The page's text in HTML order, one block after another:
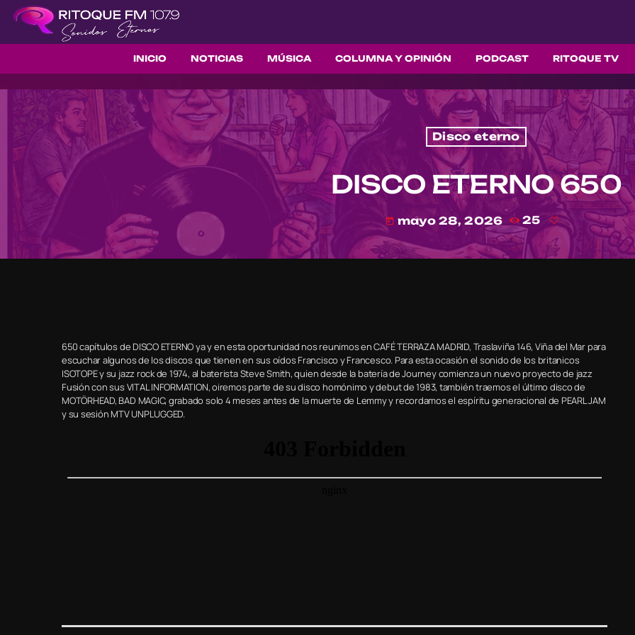
INICIO NOTICIAS MÚSICA COLUMNA Y OPINIÓN PODCAST RITOQUE TV
Disco eterno
DISCO ETERNO 650
today mayo 28, 2026 25
650 capítulos de DISCO ETERNO ya y en esta oportunidad nos reunimos en CAFÉ TERRAZA MADRID, Traslaviña 146, Viña del Mar para
escuchar algunos de los discos que tienen en sus oídos Francisco y Francesco. Para esta ocasión el sonido de los britanicos
ISOTOPE y su jazz rock de 1974, al baterista Steve Smith, quien desde la batería de Journey comienza un nuevo proyecto de jazz
Fusión con sus VITAL INFORMATION, oiremos parte de su disco homónimo y debut de 1983, también traemos el último disco de
MOTÖRHEAD, BAD MAGIC, grabado solo 4 meses antes de la muerte de Lemmy y recordamos el espíritu generacional de PEARL JAM
y su sesión MTV UNPLUGGED.